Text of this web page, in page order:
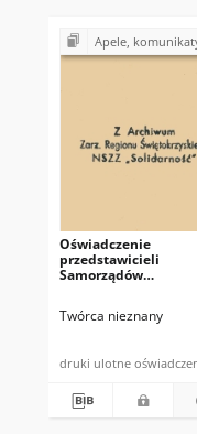
Apele, komunikaty, oświadczenia z lat
Oświadczenie
przedstawicieli
Samorządów
Twórca nieznany
druki ulotne